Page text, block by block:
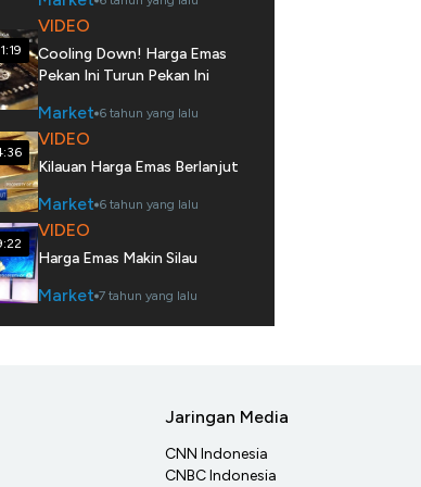
VIDEO
Cooling Down! Harga Emas
Pekan Ini Turun Pekan Ini
Market 6 tahun yang lalu
VIDEO
Kilauan Harga Emas Berlanjut
Market 6 tahun yang lalu
VIDEO
Harga Emas Makin Silau
Market 7 tahun yang lalu
Jaringan Media
CNN Indonesia
CNBC Indonesia